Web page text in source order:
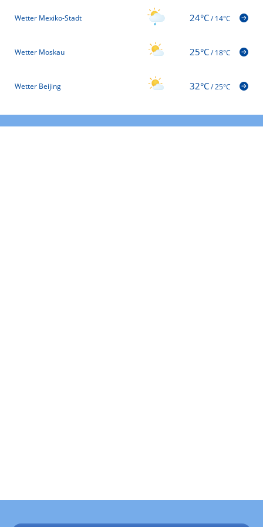
Wetter Mexiko-Stadt 24°C/14°C
Wetter Moskau 25°C/18°C
Wetter Beijing 32°C/25°C